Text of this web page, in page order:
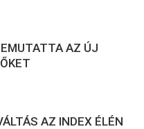
AZ ÚJ
AZ INDEX ÉLÉN